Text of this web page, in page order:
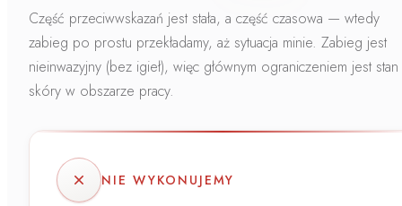
Część przeciwwskazań jest stała, a część czasowa — wtedy
zabieg po prostu przekładamy, aż sytuacja minie. Zabieg jest
nieinwazyjny (bez igieł), więc głównym ograniczeniem jest stan
skóry w obszarze pracy.
NIE WYKONUJEMY